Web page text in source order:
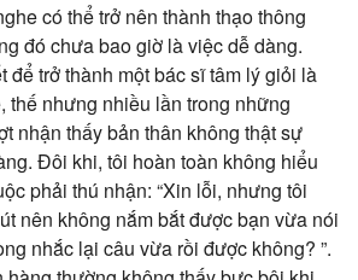
có thể trở nên thành thạo thông
đó chưa bao giờ là việc dễ dàng.
để trở thành một bác sĩ tâm lý giỏi là
thế nhưng nhiều lần trong những
nhận thấy bản thân không thật sự
Đôi khi, tôi hoàn toàn không hiểu
phải thú nhận: “Xin lỗi, nhưng tôi
nên không nắm bắt được bạn vừa nói
nhắc lại câu vừa rồi được không? ”.